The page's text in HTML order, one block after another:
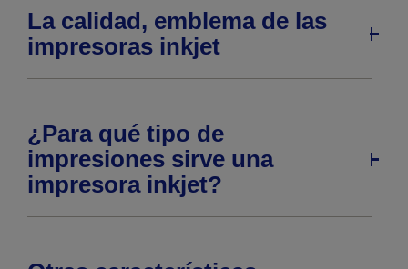
La calidad, emblema de las
impresoras inkjet
¿Para qué tipo de
impresiones sirve una
impresora inkjet?